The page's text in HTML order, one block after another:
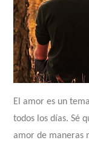
El amor es un
todos los días. Sé
amor de maneras